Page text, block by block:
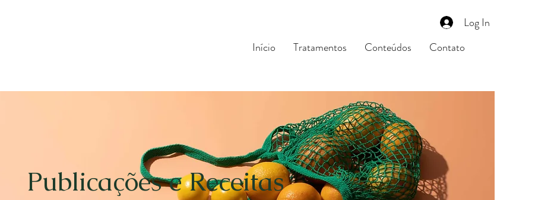
Log In
Início
Tratamentos Conteúdos Contato
Publicações e Receitas